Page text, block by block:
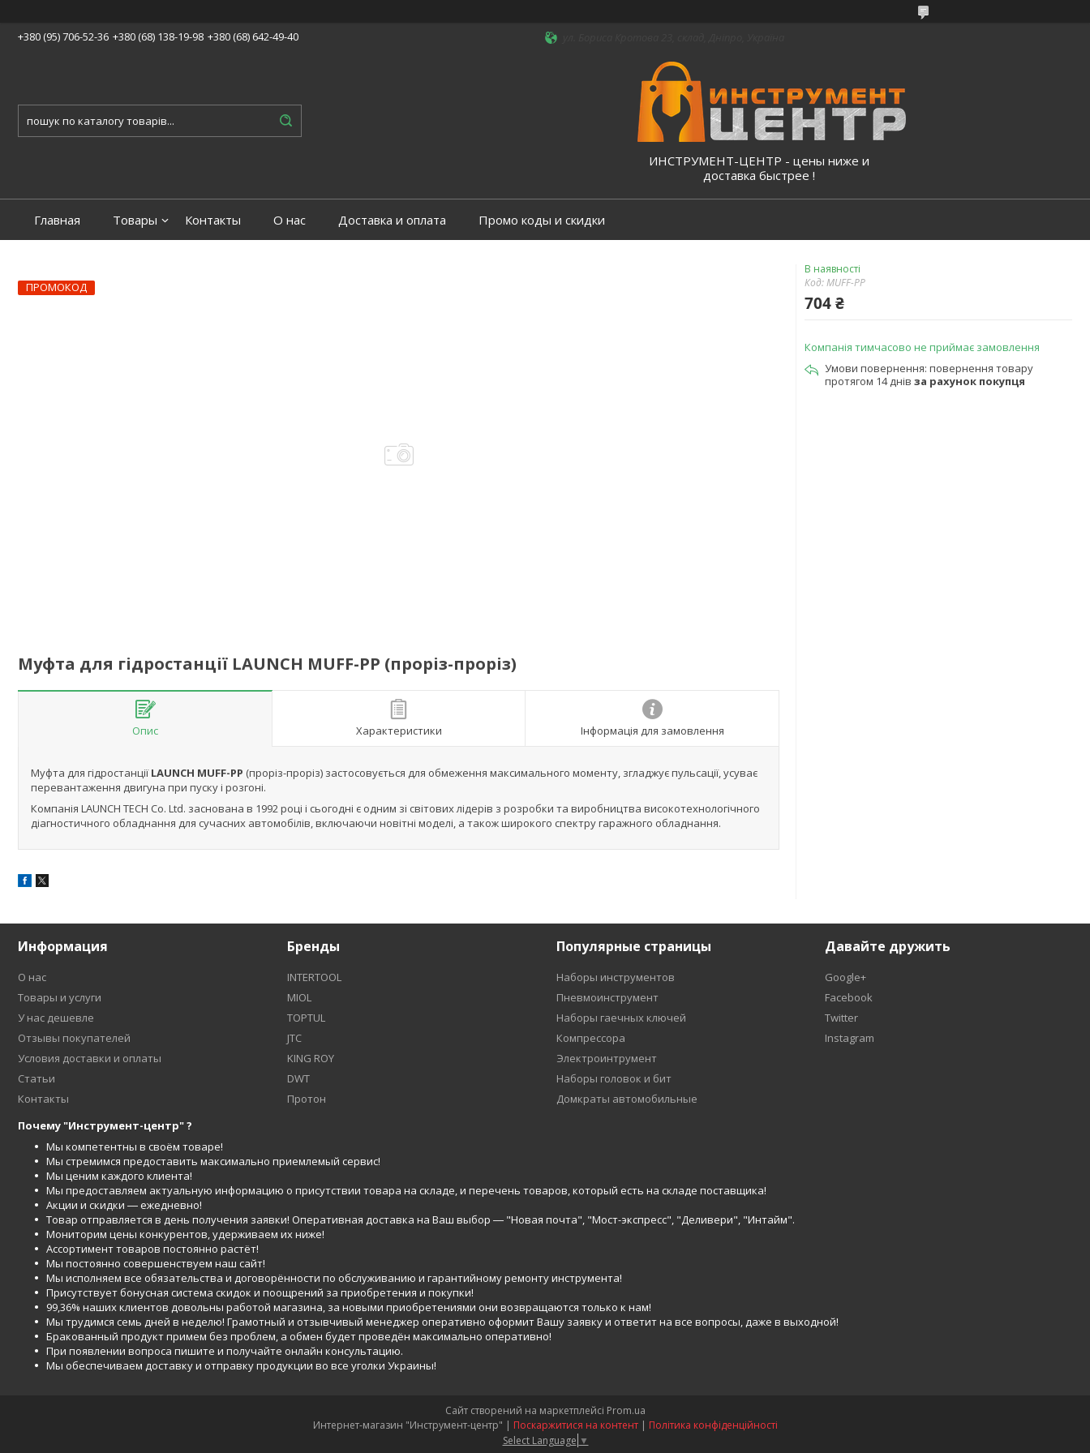
+380 (95) 706-52-36 +380 (68) 138-19-98 +380 (68) 642-49-40
ИНСТРУМЕНТ-ЦЕНТР - цены ниже и
доставка быстрее !
Главная Товары Контакты О нас Доставка и оплата Промо коды и скидки
ПРОМОКОД
Муфта для гідростанції LAUNCH MUFF-PP (проріз-проріз)
Опис Характеристики Інформація для замовлення
Муфта для гідростанціїLAUNCH MUFF-PP (проріз-проріз) застосовується для обмеження максимального моменту, згладжує пульсації, усуває
перевантаження двигуна при пуску і розгоні.
Компанія LAUNCH TECH Co. Ltd. заснована в 1992 році і сьогодні є одним зі світових лідерів з розробки та виробництва високотехнологічного
діагностичного обладнання для сучасних автомобілів, включаючи новітні моделі, а також широкого спектру гаражного обладнання.
В наявності
Код:MUFF-PP
704 ₴
Компанія тимчасово не приймає замовлення
повернення товару
протягом 14 днів за рахунок покупця
Информация
О нас
Товары и услуги
У нас дешевле
Отзывы покупателей
Условия доставки и оплаты
Статьи
Контакты
Бренды
INTERTOOL
MIOL
TOPTUL
JTC
KING ROY
DWT
Протон
Популярные страницы
Наборы инструментов
Пневмоинструмент
Наборы гаечных ключей
Компрессора
Электроинтрумент
Наборы головок и бит
Домкраты автомобильные
Давайте дружить
Google+
Facebook
Twitter
Instagram
Почему "Инструмент-центр" ?
Мы компетентны в своём товаре!
Мы стремимся предоставить максимально приемлемый сервис!
Мы ценим каждого клиента!
Мы предоставляем актуальную информацию о присутствии товара на складе, и перечень товаров, который есть на складе поставщика!
Акции и скидки ― ежедневно!
Товар отправляется в день получения заявки! Оперативная доставка на Ваш выбор ― "Новая почта", "Мост-экспресс", "Деливери", "Интайм".
Мониторим цены конкурентов, удерживаем их ниже!
Ассортимент товаров постоянно растёт!
Мы постоянно совершенствуем наш сайт!
Мы исполняем все обязательства и договорённости по обслуживанию и гарантийному ремонту инструмента!
Присутствует бонусная система скидок и поощрений за приобретения и покупки!
99,36% наших клиентов довольны работой магазина, за новыми приобретениями они возвращаются только к нам!
Мы трудимся семь дней в неделю! Грамотный и отзывчивый менеджер оперативно оформит Вашу заявку и ответит на все вопросы, даже в выходной!
Бракованный продукт примем без проблем, а обмен будет проведён максимально оперативно!
При появлении вопроса пишите и получайте онлайн консультацию.
Мы обеспечиваем доставку и отправку продукции во все уголки Украины!
Сайт створений на маркетплейсі Prom.ua
Интернет-магазин "Инструмент-центр" | Поскаржитися на контент | Політика конфіденційності
Select Language ▼